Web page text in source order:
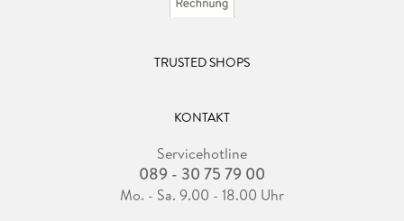
TRUSTED SHOPS
KONTAKT
Servicehotline
089 - 30 75 79 00
Mo. - Sa. 9.00 - 18.00 Uhr